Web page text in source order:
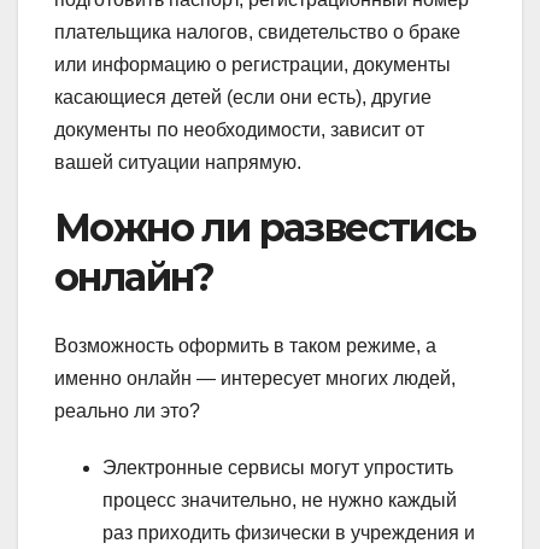
плательщика налогов, свидетельство о браке
или информацию о регистрации, документы
касающиеся детей (если они есть), другие
документы по необходимости, зависит от
вашей ситуации напрямую.
Можно ли развестись
онлайн?
Возможность оформить в таком режиме, а
именно онлайн — интересует многих людей,
реально ли это?
Электронные сервисы могут упростить
процесс значительно, не нужно каждый
раз приходить физически в учреждения и